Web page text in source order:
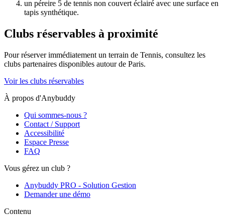
un péreire 5 de tennis non couvert éclairé avec une surface en
tapis synthétique.
Clubs réservables à proximité
Pour réserver immédiatement un terrain de Tennis, consultez les
clubs partenaires disponibles autour de Paris.
Voir les clubs réservables
À propos d'Anybuddy
Qui sommes-nous ?
Contact / Support
Accessibilité
Espace Presse
FAQ
Vous gérez un club ?
Anybuddy PRO - Solution Gestion
Demander une démo
Contenu